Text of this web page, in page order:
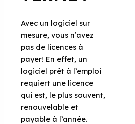
Avec un logiciel sur
mesure, vous n’avez
pas de licences à
payer! En effet, un
logiciel prêt à l’emploi
requiert une licence
qui est, le plus souvent,
renouvelable et
payable à l’année.